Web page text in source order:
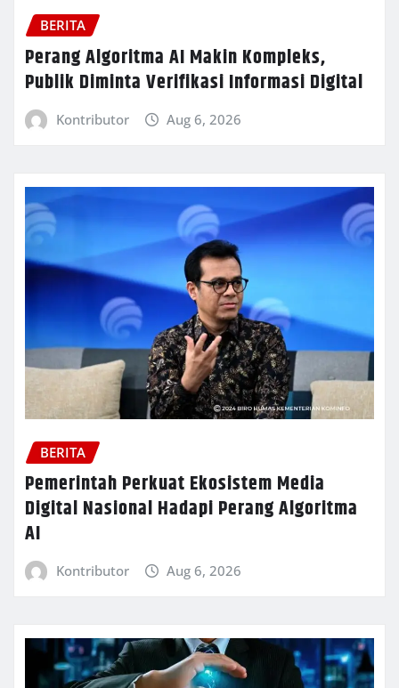
BERITA
Perang Algoritma AI Makin Kompleks,
Publik Diminta Verifikasi Informasi Digital
Kontributor Aug 6, 2026
BERITA
Pemerintah Perkuat Ekosistem Media
Digital Nasional Hadapi Perang Algoritma
AI
Kontributor Aug 6, 2026